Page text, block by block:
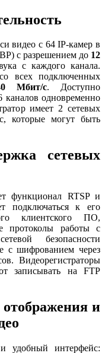
видео с 64 IP-камер в
с разрешением до 12
с каждого канала.
всех подключенных
Мбит/с. Доступно
каналов одновременно
имеет 2 сетевых
которые могут быть
сетевых
функционал RTSP и
подключаться к его
клиентского ПО,
протоколы работы с
безопасности
с шифрованием через
Видеорегистраторы
записывать на FTP
и
удобный интерфейс: